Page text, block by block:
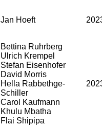
Jan Hoeft
Bettina Ruhrberg
Ulrich Krempel
Stefan Eisenhofer
David Morris
Hella Rabbethge-
Schiller
Carol Kaufmann
Khulu Mbatha
Flai Shipipa